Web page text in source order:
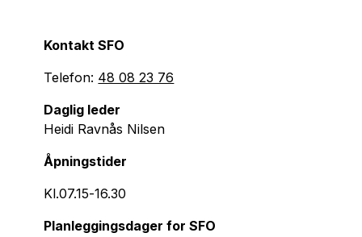
Kontakt SFO
Telefon: 48 08 23 76
Daglig leder
Heidi Ravnås Nilsen
Åpningstider
Kl.07.15-16.30
Planleggingsdager for SFO